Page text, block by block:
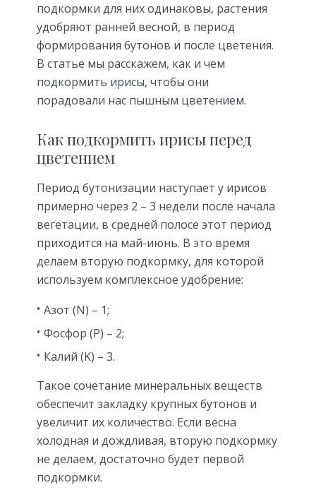
подкормки для них одинаковы, растения
удобряют ранней весной, в период
формирования бутонов и после цветения.
В статье мы расскажем, как и чем
подкормить ирисы, чтобы они
порадовали нас пышным цветением.
Как подкормить ирисы перед
цветением
Период бутонизации наступает у ирисов
примерно через 2 – 3 недели после начала
вегетации, в средней полосе этот период
приходится на май-июнь. В это время
делаем вторую подкормку, для которой
используем комплексное удобрение:
Азот (N) – 1;
Фосфор (P) – 2;
Калий (K) – 3.
Такое сочетание минеральных веществ
обеспечит закладку крупных бутонов и
увеличит их количество. Если весна
холодная и дождливая, вторую подкормку
не делаем, достаточно будет первой
подкормки.